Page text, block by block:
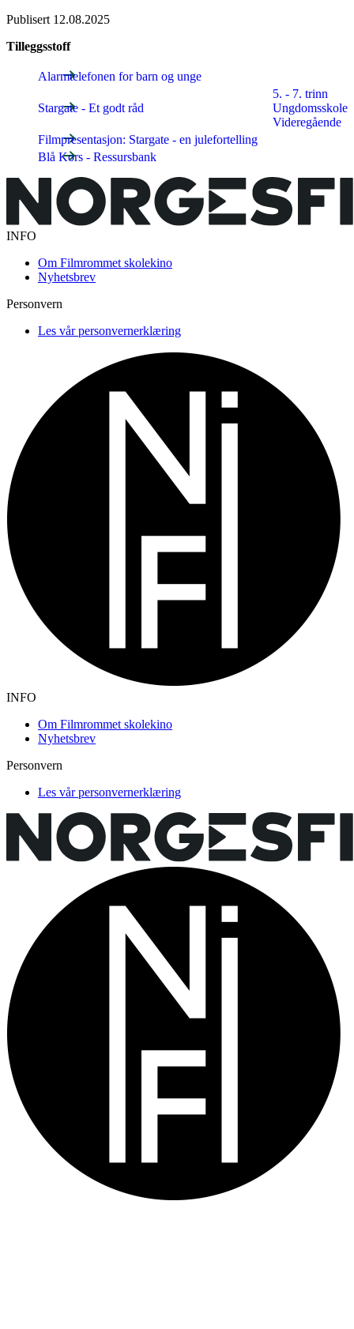
Publisert 12.08.2025
Tilleggsstoff
Alarmtelefonen for barn og unge
Stargate - Et godt råd
5. - 7. trinn
Ungdomsskole
Videregående
Filmpresentasjon: Stargate - en julefortelling
Blå Kors - Ressursbank
INFO
Om Filmrommet skolekino
Nyhetsbrev
Personvern
Les vår personvernerklæring
INFO
Om Filmrommet skolekino
Nyhetsbrev
Personvern
Les vår personvernerklæring